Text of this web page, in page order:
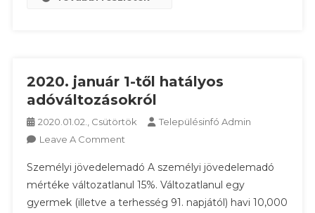
2020. január 1-től hatályos
adóváltozásokról
2020.01.02., Csütörtök
Településinfó Admin
Leave A Comment
Január
1-
Től
Személyi jövedelemadó A személyi jövedelemadó
mértéke változatlanul 15%. Változatlanul egy
gyermek (illetve a terhesség 91. napjától) havi 10,000